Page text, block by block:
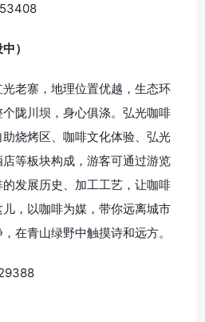
）
老寨，地理位置优越，生态环
陇川坝，身心俱涤。弘光咖啡
烧烤区、咖啡文化体验、弘光
等板块构成，游客可通过游览
发展历史、加工工艺，让咖啡
，以咖啡为媒，带你远离城市
在青山绿野中触摸诗和远方。